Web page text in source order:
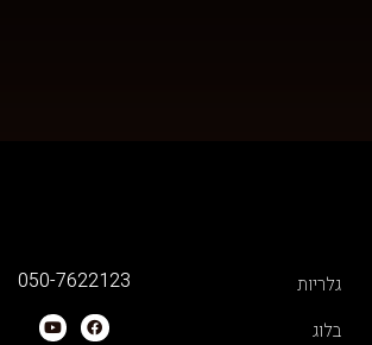
גלריות
בלוג
050-7622123